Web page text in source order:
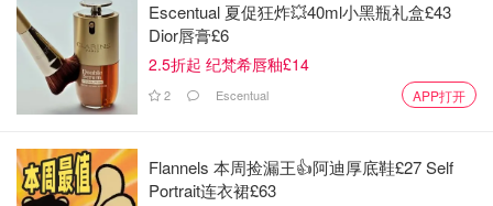
Escentual 夏促狂炸💥40ml小黑瓶礼盒£43
Dior唇膏£6
2.5折起 纪梵希唇釉£14
2 Escentual APP打开
Flannels 本周捡漏王👍阿迪厚底鞋£27 Self
Portrait连衣裙£63